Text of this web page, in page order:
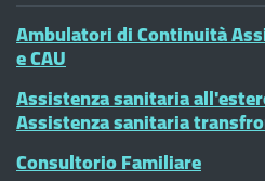
Ambulatori di Continuità
e CAU
Assistenza sanitaria
Assistenza sanitaria
Consultorio Familiare